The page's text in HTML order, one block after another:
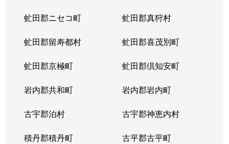
虻田郡ニセコ町 虻田郡真狩村
虻田郡留寿都村 虻田郡喜茂別町
虻田郡京極町 虻田郡倶知安町
岩内郡共和町 岩内郡岩内町
古宇郡泊村 古宇郡神恵内村
積丹郡積丹町 古平郡古平町